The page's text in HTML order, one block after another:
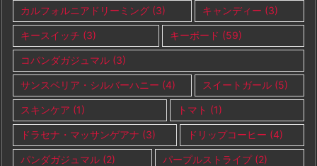
カルフォルニアドリーミング (3) キャンディー (3)
キースイッチ (3) キーボード (59)
コパンダガジュマル (3)
サンスベリア・シルバーハニー (4) スイートガール (5)
スキンケア (1) トマト (1)
ドラセナ・マッサンゲアナ (3) ドリップコーヒー (4)
パンダガジュマル (2) パープルストライプ(2)